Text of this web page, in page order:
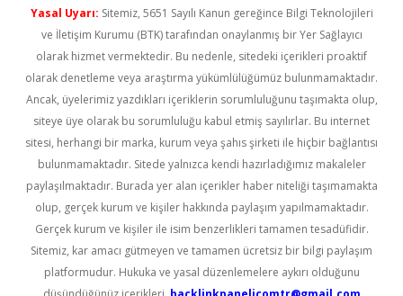
Yasal Uyarı: Sitemiz, 5651 Sayılı Kanun gereğince Bilgi Teknolojileri
ve İletişim Kurumu (BTK) tarafından onaylanmış bir Yer Sağlayıcı
olarak hizmet vermektedir. Bu nedenle, sitedeki içerikleri proaktif
olarak denetleme veya araştırma yükümlülüğümüz bulunmamaktadır.
Ancak, üyelerimiz yazdıkları içeriklerin sorumluluğunu taşımakta olup,
siteye üye olarak bu sorumluluğu kabul etmiş sayılırlar. Bu internet
sitesi, herhangi bir marka, kurum veya şahıs şirketi ile hiçbir bağlantısı
bulunmamaktadır. Sitede yalnızca kendi hazırladığımız makaleler
paylaşılmaktadır. Burada yer alan içerikler haber niteliği taşımamakta
olup, gerçek kurum ve kişiler hakkında paylaşım yapılmamaktadır.
Gerçek kurum ve kişiler ile isim benzerlikleri tamamen tesadüfidir.
Sitemiz, kar amacı gütmeyen ve tamamen ücretsiz bir bilgi paylaşım
platformudur. Hukuka ve yasal düzenlemelere aykırı olduğunu